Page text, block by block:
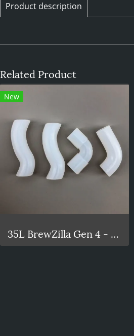
Product description
Related Product
New
35L BrewZilla Gen 4 - Silicone Pump Tubing Kit